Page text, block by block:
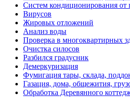
Систем кондиционирования от
Вирусов
Жировых отложений
Анализ воды
Проверка в многоквартирных
Очистка силосов
Разбился градусник
Демеркуризация
Фумигация тары, склада,
Газация, дома, общежития,
Обработка Деревянного